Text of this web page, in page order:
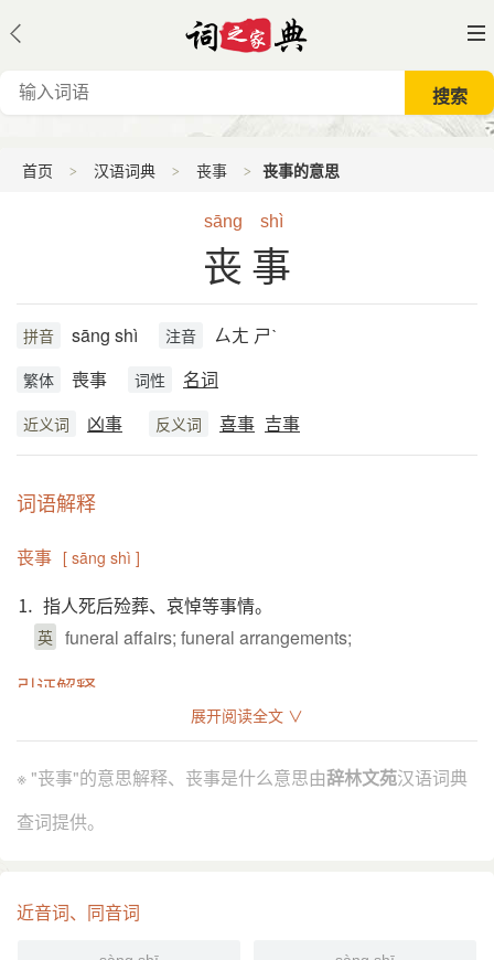
首页 汉语词典 丧事 丧事的意思
sāng shì
丧事
拼音 sāng shì 注音 ㄙㄤ ㄕˋ
繁体 喪事 词性 名词
近义词 凶事 反义词 喜事 吉事
词语解释
丧事 [ sāng shì ]
⒈ 指人死后殓葬、哀悼等事情。
英 funeral affairs; funeral arrangements;
引证解释
⒈ 泛指人死后殓奠殡葬等事宜。
引 《周礼·地官·牛人》：“丧事共其奠牛。”
《南史·宋纪上·武帝》：“己卯，禁丧事用铜钉。”
清 和邦额 《夜谭随录·陆珪》：“陆 固好动，既恶小舲
一半为了丧事，一半为了父亲赋闲。”
展开阅读全文 ∨
※ "丧事"的意思解释、丧事是什么意思由辞林文苑汉语词典
查词提供。
近音词、同音词